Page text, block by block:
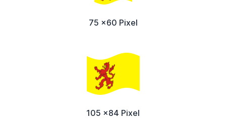
75 x60 Pixel
105 x84 Pixel